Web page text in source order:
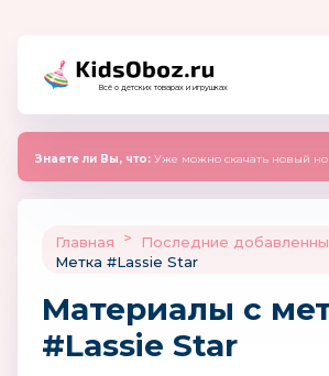
Всё о детских товарах и игрушках
Знаете ли Вы, что: Уже можно скачать новый номер
Главная > Последние
Метка #Lassie Star
Материалы c
#Lassie Star